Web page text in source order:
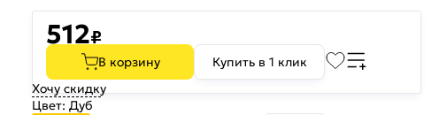
512₽
В корзину
Купить в 1 клик
Хочу скидку
Цвет: Дуб